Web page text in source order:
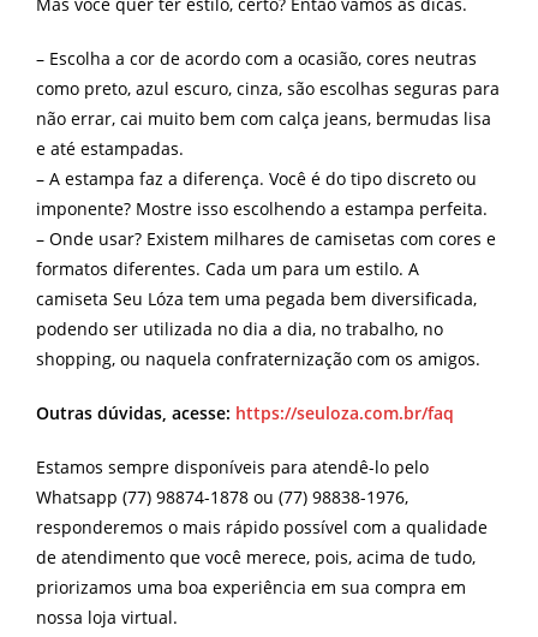
– Escolha a cor de acordo com a ocasião, cores neutras
como preto, azul escuro, cinza, são escolhas seguras para
não errar, cai muito bem com calça jeans, bermudas lisa
e até estampadas.
– A estampa faz a diferença. Você é do tipo discreto ou
imponente? Mostre isso escolhendo a estampa perfeita.
– Onde usar? Existem milhares de camisetas com cores e
formatos diferentes. Cada um para um estilo. A
camiseta Seu Lóza tem uma pegada bem diversificada,
podendo ser utilizada no dia a dia, no trabalho, no
shopping, ou naquela confraternização com os amigos.
Outras dúvidas, acesse: https://seuloza.com.br/faq
Estamos sempre disponíveis para atendê-lo pelo
Whatsapp (77) 98874-1878 ou (77) 98838-1976,
responderemos o mais rápido possível com a qualidade
de atendimento que você merece, pois, acima de tudo,
priorizamos uma boa experiência em sua compra em
nossa loja virtual.